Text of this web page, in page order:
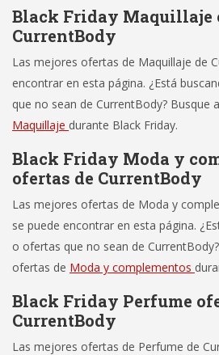
Black Friday Maquillaje
CurrentBody
Las mejores ofertas de Maquillaje de
encontrar en esta página. ¿Está
que no sean de CurrentBody? Busque
Maquillaje durante Black Friday.
Black Friday Moda y
ofertas de CurrentBody
Las mejores ofertas de Moda y
se puede encontrar en esta página.
o ofertas que no sean de
ofertas de Moda y complementos
Black Friday Perfume
CurrentBody
Las mejores ofertas de Perfume de